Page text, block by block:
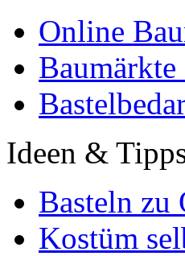
Online
Baumärkte
Ideen &
Basteln zu
Kostüm